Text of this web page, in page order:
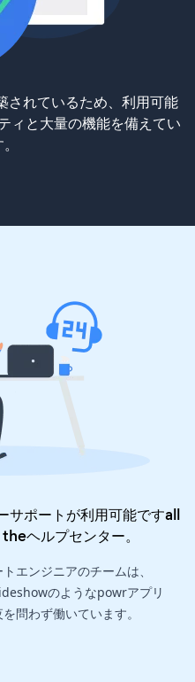
れているため、利用可能
ィと大量の機能を備えてい
ポートが利用可能ですall
theヘルプセンター。
エンジニアのチームは、
のようなpowrアプリ
問わず働いています。